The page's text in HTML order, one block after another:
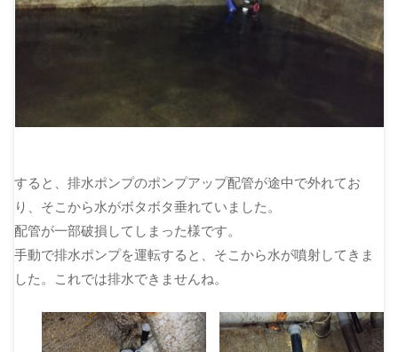
すると、排水ポンプのポンプアップ配管が途中で外れてお
り、そこから水がボタボタ垂れていました。
配管が一部破損してしまった様です。
手動で排水ポンプを運転すると、そこから水が噴射してきま
した。これでは排水できませんね。